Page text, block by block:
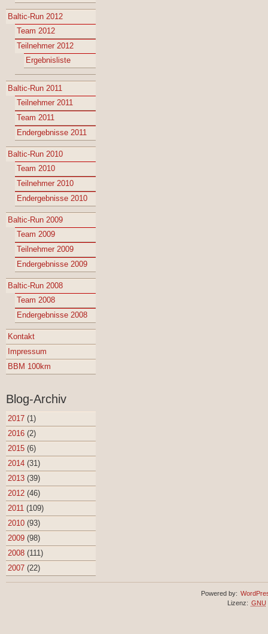
Baltic-Run 2012
Team 2012
Teilnehmer 2012
Ergebnisliste
Baltic-Run 2011
Teilnehmer 2011
Team 2011
Endergebnisse 2011
Baltic-Run 2010
Team 2010
Teilnehmer 2010
Endergebnisse 2010
Baltic-Run 2009
Team 2009
Teilnehmer 2009
Endergebnisse 2009
Baltic-Run 2008
Team 2008
Endergebnisse 2008
Kontakt
Impressum
BBM 100km
Blog-Archiv
2017 (1)
2016 (2)
2015 (6)
2014 (31)
2013 (39)
2012 (46)
2011 (109)
2010 (93)
2009 (98)
2008 (111)
2007 (22)
Powered by:
Lizenz: GNU